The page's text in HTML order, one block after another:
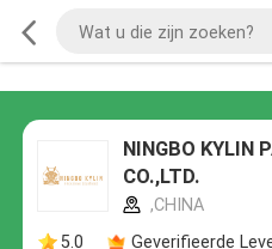
NINGBO KYLIN
CO.,LTD.
,CHINA
5.0
Geverifieerde